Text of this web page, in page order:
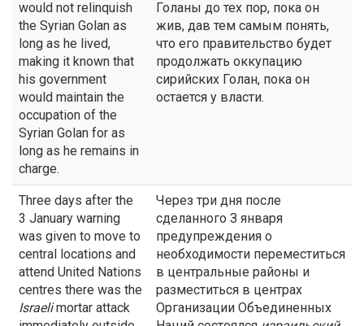
would not relinquish
the Syrian Golan as
long as he lived,
making it known that
his government
would maintain the
occupation of the
Syrian Golan for as
long as he remains in
charge.
Голаны до тех пор, пока он
жив, дав тем самым понять,
что его правительство будет
продолжать оккупацию
сирийских Голан, пока он
остается у власти.
Three days after the
3 January warning
was given to move to
central locations and
attend United Nations
centres there was the
Israelimortar attack
Через три дня после
сделанного З января
предупреждения о
необходимости переместиться
в центральные районы и
разместиться в центрах
Организации Объединенных